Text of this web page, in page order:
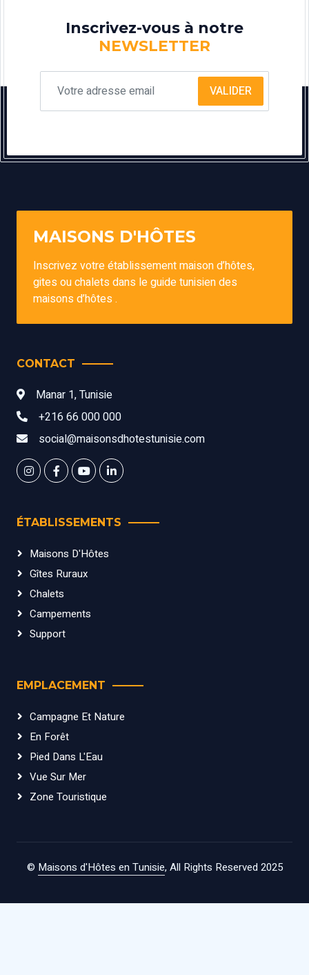
Inscrivez-vous à notre
NEWSLETTER
VALIDER
MAISONS D'HÔTES
Inscrivez votre établissement maison d’hôtes,
gites ou chalets dans le guide tunisien des
maisons d’hôtes .
CONTACT
Manar 1, Tunisie
+216 66 000 000
social@maisonsdhotestunisie.com
ÉTABLISSEMENTS
Maisons D'Hôtes
Gîtes Ruraux
Chalets
Campements
Support
EMPLACEMENT
Campagne Et Nature
En Forêt
Pied Dans L'Eau
Vue Sur Mer
Zone Touristique
© Maisons d'Hôtes en Tunisie, All Rights Reserved 2025